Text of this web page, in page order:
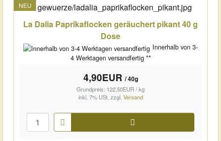
NEU
La Dalia Paprikaflocken geräuchert pikant 40 g
Dose
Innerhalb von 3-
4 Werktagen versandfertig **
4,90EUR / 40g
Grundpreis: 122,50EUR / kg
inkl. 7% USt. zzgl. Versand